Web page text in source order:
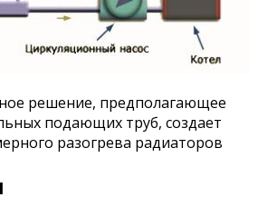
решение, предполагающее
подающих труб, создает
разогрева радиаторов